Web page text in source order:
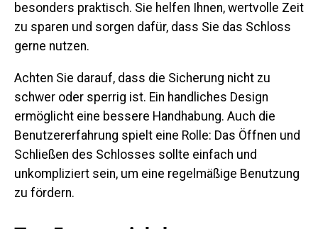
besonders praktisch. Sie helfen Ihnen, wertvolle Zeit
zu sparen und sorgen dafür, dass Sie das Schloss
gerne nutzen.
Achten Sie darauf, dass die Sicherung nicht zu
schwer oder sperrig ist. Ein handliches Design
ermöglicht eine bessere Handhabung. Auch die
Benutzererfahrung spielt eine Rolle: Das Öffnen und
Schließen des Schlosses sollte einfach und
unkompliziert sein, um eine regelmäßige Benutzung
zu fördern.